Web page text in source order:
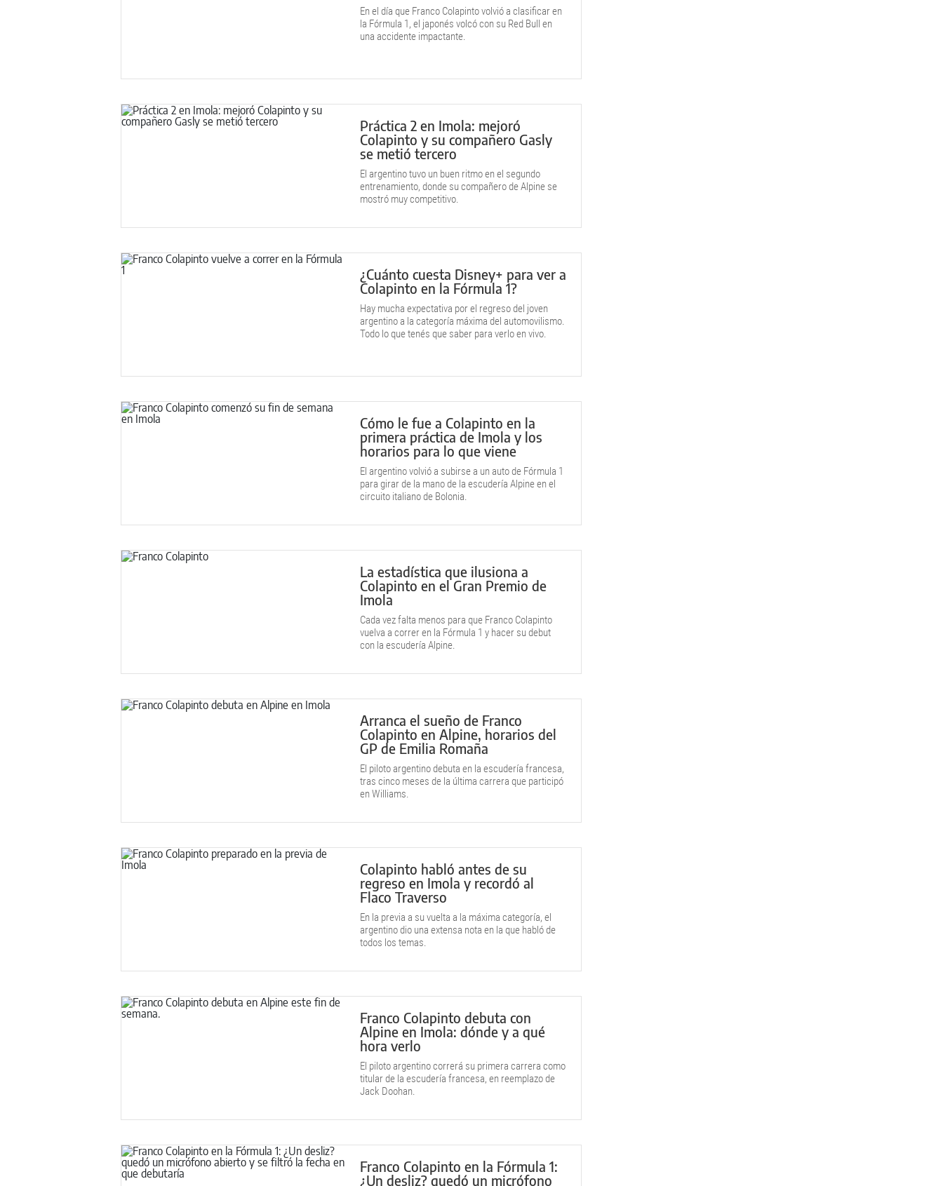
En el día que Franco Colapinto volvió a clasificar en
la Fórmula 1, el japonés volcó con su Red Bull en
una accidente impactante.
Práctica 2 en Imola: mejoró
Colapinto y su compañero Gasly
se metió tercero
El argentino tuvo un buen ritmo en el segundo
entrenamiento, donde su compañero de Alpine se
mostró muy competitivo.
¿Cuánto cuesta Disney+ para ver a
Colapinto en la Fórmula 1?
Hay mucha expectativa por el regreso del joven
argentino a la categoría máxima del automovilismo.
Todo lo que tenés que saber para verlo en vivo.
Cómo le fue a Colapinto en la
primera práctica de Imola y los
horarios para lo que viene
El argentino volvió a subirse a un auto de Fórmula 1
para girar de la mano de la escudería Alpine en el
circuito italiano de Bolonia.
La estadística que ilusiona a
Colapinto en el Gran Premio de
Imola
Cada vez falta menos para que Franco Colapinto
vuelva a correr en la Fórmula 1 y hacer su debut
con la escudería Alpine.
Arranca el sueño de Franco
Colapinto en Alpine, horarios del
GP de Emilia Romaña
El piloto argentino debuta en la escudería francesa,
tras cinco meses de la última carrera que participó
en Williams.
Colapinto habló antes de su
regreso en Imola y recordó al
Flaco Traverso
En la previa a su vuelta a la máxima categoría, el
argentino dio una extensa nota en la que habló de
todos los temas.
Franco Colapinto debuta con
Alpine en Imola: dónde y a qué
hora verlo
El piloto argentino correrá su primera carrera como
titular de la escudería francesa, en reemplazo de
Jack Doohan.
Franco Colapinto en la Fórmula 1:
¿Un desliz? quedó un micrófono